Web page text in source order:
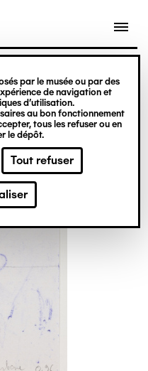
par le musée ou par des
de navigation et
d’utilisation.
au bon fonctionnement
tous les refuser ou en
le dépôt.
Tout refuser